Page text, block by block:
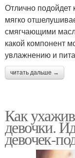
Отлично подойдет
мягко
смягчающими
какой компонент
увлажнению и
читать дальше →
Как
девочки.
девочек-